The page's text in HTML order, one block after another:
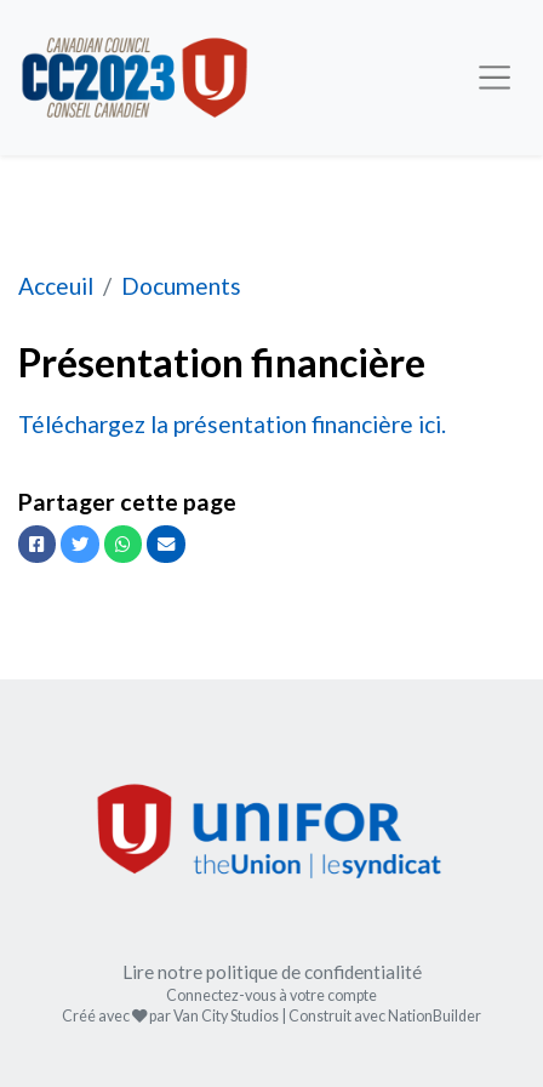
Acceuil Documents
Présentation financière
Présentation financière
Téléchargez la présentation financière ici.
Partager cette page
Facebook
TwitterWhatsappCourriel
Lire notre politique de confidentialité
Connectez-vous à votre compte
Créé avec
soin
parVan City Studios | Construit avec NationBuilder